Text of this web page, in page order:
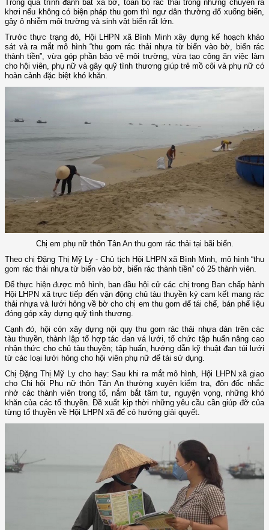
Trong quá trình đánh bắt xa bờ, toàn bộ rác thải trong những chuyến ra
khơi nếu không có biện pháp thu gom thì ngư dân thường đổ xuống biển,
gây ô nhiễm môi trường và sinh vật biển rất lớn.
Trước thực trạng đó, Hội LHPN xã Bình Minh xây dựng kế hoạch khảo
sát và ra mắt mô hình “thu gom rác thải nhựa từ biển vào bờ, biến rác
thành tiền”, vừa góp phần bảo vệ môi trường, vừa tạo công ăn việc làm
cho hội viên, phụ nữ và gây quỹ tình thương giúp trẻ mồ côi và phụ nữ có
hoàn cảnh đặc biệt khó khăn.
Chị em phụ nữ thôn Tân An thu gom rác thải tại bãi biển.
Theo chị Đặng Thị Mỹ Ly - Chủ tịch Hội LHPN xã Bình Minh, mô hình “thu
gom rác thải nhựa từ biển vào bờ, biến rác thành tiền” có 25 thành viên.
Để thực hiện được mô hình, ban đầu hội cử các chị trong Ban chấp hành
Hội LHPN xã trực tiếp đến vận động chủ tàu thuyền ký cam kết mang rác
thải nhựa và lưới hỏng về bờ cho chị em thu gom để tái chế, bán phế liệu
đóng góp xây dựng quỹ tình thương.
Cạnh đó, hội còn xây dựng nội quy thu gom rác thải nhựa dán trên các
tàu thuyền, thành lập tổ hợp tác đan vá lưới, tổ chức tập huấn nâng cao
nhận thức cho chủ tàu thuyền; tập huấn, hướng dẫn kỹ thuật đan túi lưới
từ các loại lưới hỏng cho hội viên phụ nữ để tái sử dụng.
Chị Đặng Thị Mỹ Ly cho hay: Sau khi ra mắt mô hình, Hội LHPN xã giao
cho Chi hội Phụ nữ thôn Tân An thường xuyên kiểm tra, đôn đốc nhắc
nhở các thành viên trong tổ, nắm bắt tâm tư, nguyện vọng, những khó
khăn của các tổ thuyền. Đề xuất kịp thời những yêu cầu cần giúp đỡ của
từng tổ thuyền về Hội LHPN xã để có hướng giải quyết.